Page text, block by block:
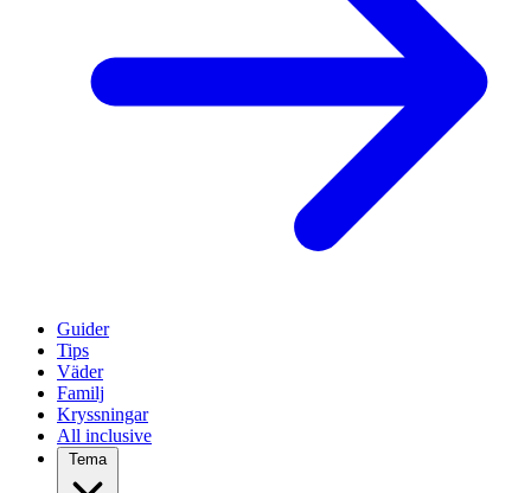
Guider
Tips
Väder
Familj
Kryssningar
All inclusive
Tema